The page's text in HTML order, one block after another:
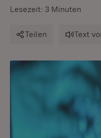
Lesezeit: 3 Minuten
Teilen Text